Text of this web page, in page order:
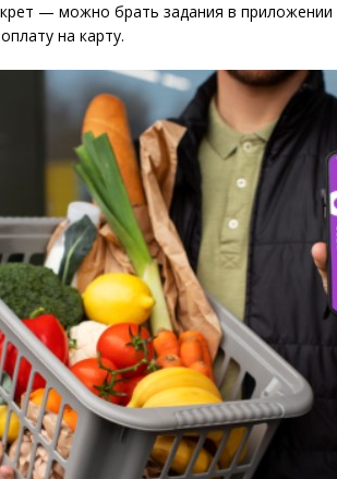
— можно брать задания в приложении
на карту.